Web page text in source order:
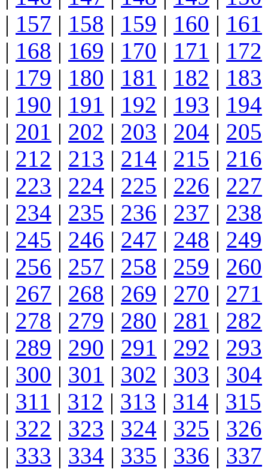
| 157 | 158 | 159 | 160 | 161
| 168 | 169 | 170 | 171 | 172
| 179 | 180 | 181 | 182 | 183
| 190 | 191 | 192 | 193 | 194
| 201 | 202 | 203 | 204 | 205
| 212 | 213 | 214 | 215 | 216
| 223 | 224 | 225 | 226 | 227
| 234 | 235 | 236 | 237 | 238
| 245 | 246 | 247 | 248 | 249
| 256 | 257 | 258 | 259 | 260
| 267 | 268 | 269 | 270 | 271
| 278 | 279 | 280 | 281 | 282
| 289 | 290 | 291 | 292 | 293
| 300 | 301 | 302 | 303 | 304
| 311 | 312 | 313 | 314 | 315
| 322 | 323 | 324 | 325 | 326
| 333 | 334 | 335 | 336 | 337